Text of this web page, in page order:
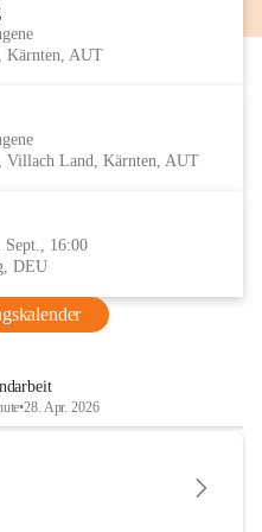
Kärnten, AUT
Villach Land, Kärnten, AUT
16:00
DEU
•28. Apr. 2026